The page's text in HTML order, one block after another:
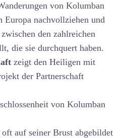
von Kolumban
Europa nachvollziehen und
den zahlreichen
die sie durchquert haben.
zeigt den Heiligen mit
der Partnerschaft
von Kolumban
auf seiner Brust abgebildet